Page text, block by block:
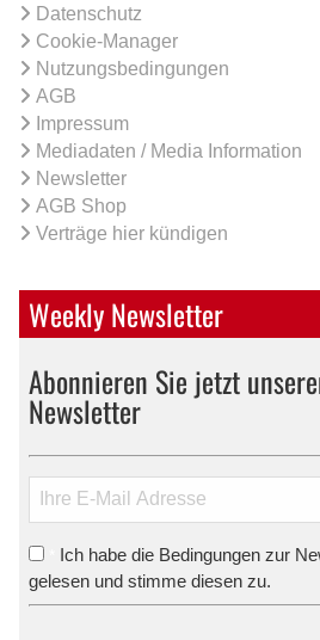
Datenschutz
Cookie-Manager
Nutzungsbedingungen
AGB
Impressum
Mediadaten / Media Information
Newsletter
AGB Shop
Verträge hier kündigen
Weekly Newsletter
Abonnieren Sie jetzt
Newsletter
Ich habe die Bedingungen zur
gelesen und stimme diesen zu.